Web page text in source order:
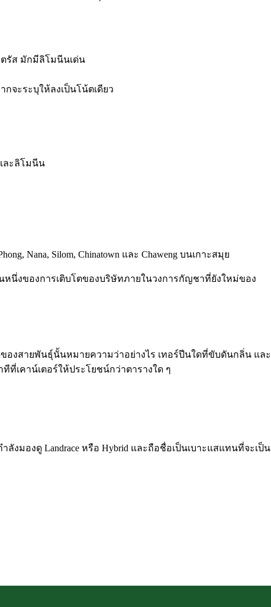
ตรัส มักมีลิโมนีนเด่น
จะระบุให้ลงเป็นโน้ตเดียว
ละลิโมนีน
Nana, Silom, Chinatown และ Chaweng บนเกาะสมุย
หนึ่งของการเติบโตของบริษัทภายในวงการกัญชาที่ยังใหม่ของ
องสายพันธุ์นั้นหมายความว่าอย่างไร เทอร์ปีนใดที่ขับดันกลิ่น และ
ที่เคาน์เตอร์ให้ประโยชน์กว่าตารางใด ๆ
มองดู Landrace หรือ Hybrid และถือชื่อเป็นเบาะแสแทนที่จะเป็น